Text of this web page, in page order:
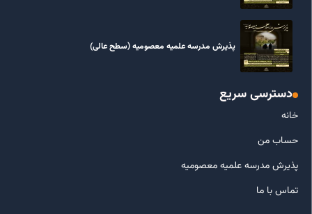
پذیرش مدرسه علمیه معصومیه‌ (سطح عالی)
دسترسی سریع
خانه
حساب من
پذیرش مدرسه علمیه معصومیه
تماس با ما